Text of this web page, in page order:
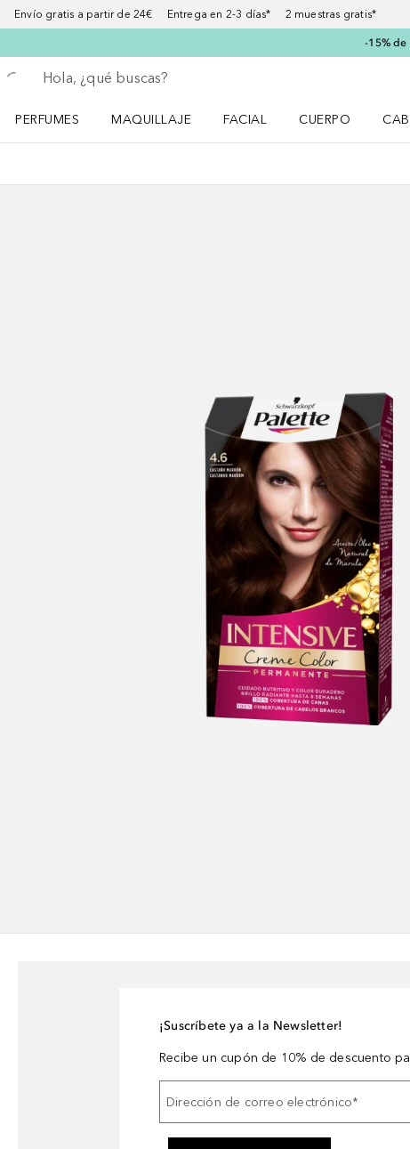
Envío gratis a partir de 24€ Entrega en 2-3 días* 2 muestras gratis*
-15% de
Regresar
Ejecutar búsqueda
PERFUMES
MAQUILLAJE
FACIAL
CUERPO
¡Suscríbete ya a la Newsletter!
Recibe un cupón de 10% de descuento
Dirección de correo electrónico*